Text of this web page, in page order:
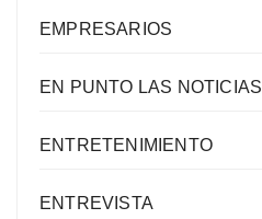
EMPRESARIOS
EN PUNTO LAS NOTICIAS
ENTRETENIMIENTO
ENTREVISTA